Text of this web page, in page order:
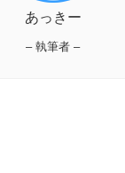
あっきー
– 執筆者 –